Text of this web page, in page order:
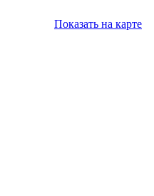
Показать на карте